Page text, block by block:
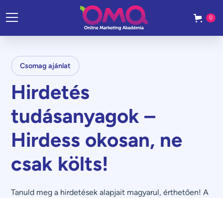
0
Csomag ajánlat
Hirdetés
tudásanyagok –
Hirdess okosan, ne
csak költs!
Tanuld meg a hirdetések alapjait magyarul, érthetően! A